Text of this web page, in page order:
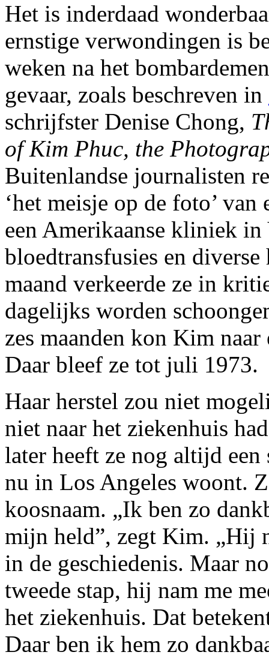
Het is inderdaad
ernstige verwondingen is
weken na het
gevaar, zoals beschreven in
schrijfster Denise Chong,
of Kim Phuc, the
Buitenlandse journalisten
‘het meisje op de foto’
een Amerikaanse kliniek
bloedtransfusies en
maand verkeerde ze in
dagelijks worden
zes maanden kon Kim
Daar bleef ze tot juli 1973.
Haar herstel zou niet
niet naar het ziekenhuis
later heeft ze nog altijd
nu in Los Angeles woont.
koosnaam. „Ik ben zo
mijn held”, zegt Kim. „Hij
in de geschiedenis. Maar
tweede stap, hij nam me
het ziekenhuis. Dat
Daar ben ik hem zo